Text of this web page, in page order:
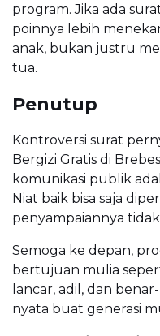
program. Jika ada
poinnya lebih
anak, bukan justru
tua.
Penutup
Kontroversi surat
Bergizi Gratis di
komunikasi publik
Niat baik bisa saja
penyampaiannya
Semoga ke depan,
bertujuan mulia
lancar, adil, dan
nyata buat generasi